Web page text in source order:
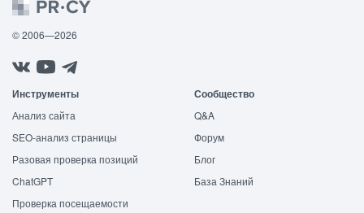
© 2006—2026
Инструменты
Анализ сайта
SEO-анализ страницы
Разовая проверка позиций
ChatGPT
Проверка посещаемости
Сообщество
Q&A
Форум
Блог
База Знаний